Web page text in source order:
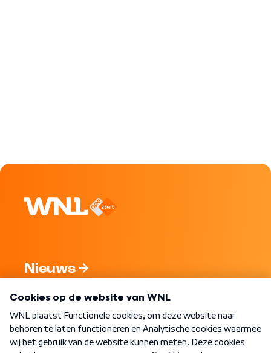
Nieuws
Nieuwsbrief
Word Lid